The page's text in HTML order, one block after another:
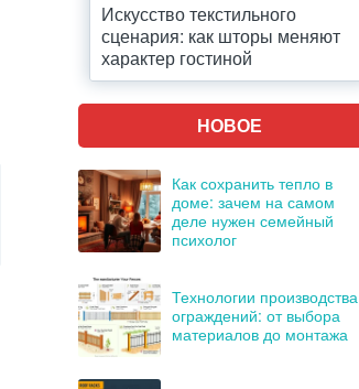
Искусство текстильного
сценария: как шторы меняют
характер гостиной
НОВОЕ
Как сохранить тепло в
доме: зачем на самом
деле нужен семейный
психолог
Технологии производства
ограждений: от выбора
материалов до монтажа